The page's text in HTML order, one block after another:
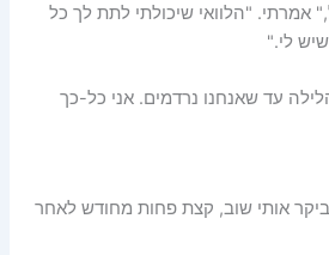
אמרתי. "הלוואי שיכולתי לתת לך כל
לי."
עד שאנחנו נרדמים. אני כל-כך
אותי שוב, קצת פחות מחודש לאחר